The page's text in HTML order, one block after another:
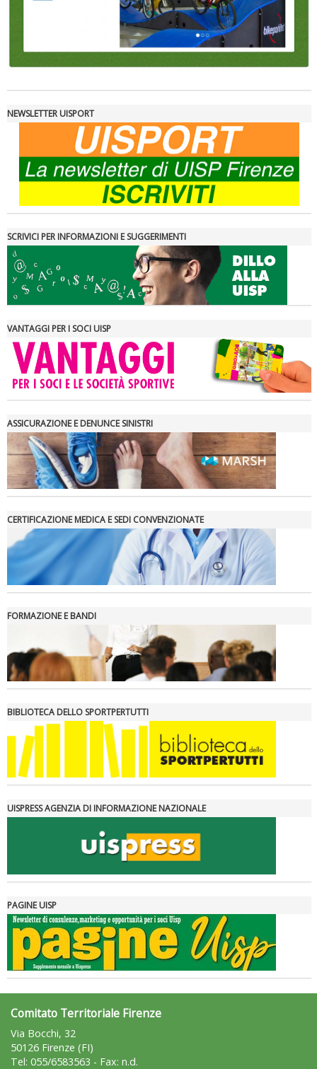
NEWSLETTER UISPORT
SCRIVICI PER INFORMAZIONI E SUGGERIMENTI
VANTAGGI PER I SOCI UISP
ASSICURAZIONE E DENUNCE SINISTRI
CERTIFICAZIONE MEDICA E SEDI CONVENZIONATE
FORMAZIONE E BANDI
BIBLIOTECA DELLO SPORTPERTUTTI
UISPRESS AGENZIA DI INFORMAZIONE NAZIONALE
PAGINE UISP
Comitato Territoriale Firenze
Via Bocchi, 32
50126 Firenze (FI)
Tel: 055/6583563 - Fax: n.d.